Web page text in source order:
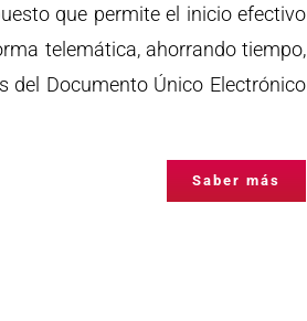
que permite el inicio efectivo
telemática, ahorrando tiempo,
del Documento Único Electrónico
Saber más